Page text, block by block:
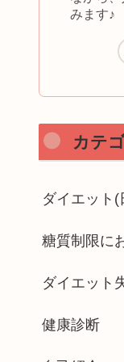
みます♪
カテ
ダイエット(
糖質制限に
ダイエット
健康診断